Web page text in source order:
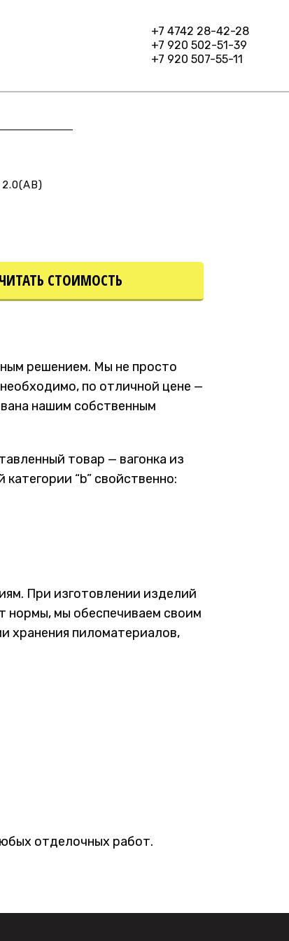
+7 4742 28-42-28
+7 920 502-51-39
+7 920 507-55-11
СТОИМОСТЬ
решением. Мы не просто
по отличной цене —
нашим собственным
товар — вагонка из
“b” свойственно:
При изготовлении изделий
нормы, мы обеспечиваем своим
хранения пиломатериалов,
отделочных работ.